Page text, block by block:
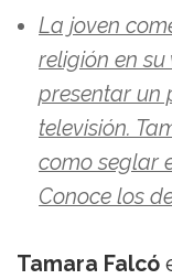
La joven
religión en
presentar un
televisión.
como seglar
Conoce los
Tamara Falcó